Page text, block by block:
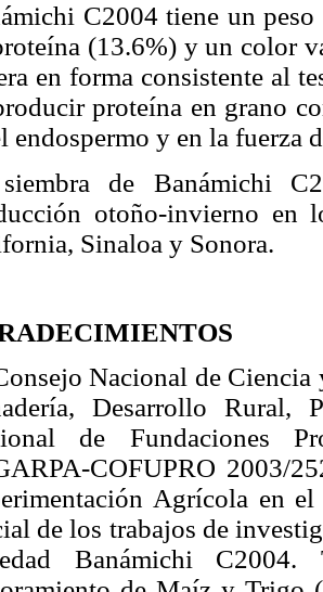
C2004 tiene un
(13.6%) y un color
en forma consistente al
proteína en grano
endospermo y en la fuerza
de Banámichi
otoño-invierno en
Sinaloa y Sonora.
Nacional de Ciencia
Desarrollo Rural,
de Fundaciones
COFUPRO 2003/
Agrícola en
de los trabajos de
Banámichi